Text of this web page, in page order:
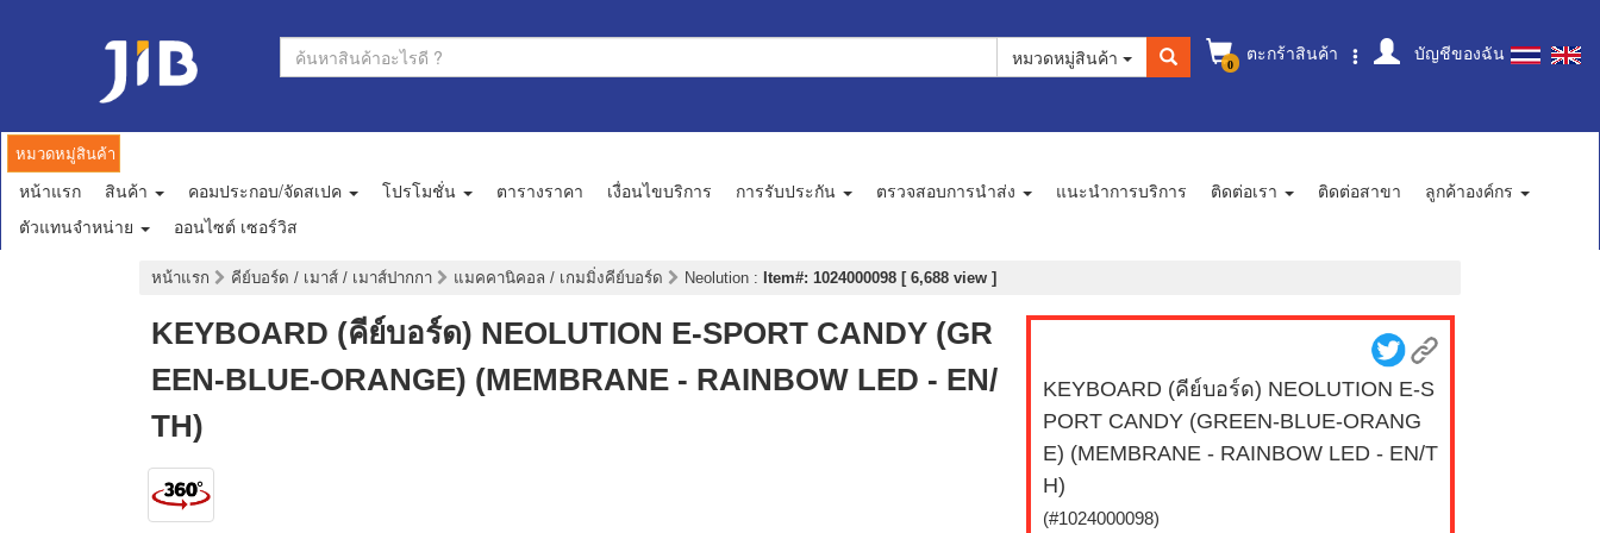
0 ตะกร้าสินค้า บัญชีของฉัน
หมวดหมู่สินค้า
หมวดหมู่สินค้า
หน้าแรก สินค้า คอมประกอบ/จัดสเปค โปรโมชั่น ตารางราคา เงื่อนไขบริการ การรับประกัน ตรวจสอบการนำส่ง แนะนำการบริการ ติดต่อเรา ติดต่อสาขา
ลูกค้าองค์กร
ตัวแทนจำหน่าย
ออนไซต์ เซอร์วิส
หน้าแรก คีย์บอร์ด / เมาส์ / เมาส์ปากกา แมคคานิคอล / เกมมิ่งคีย์บอร์ด Neolution : Item#: 1024000098 [ 6,688 view ]
KEYBOARD (คีย์บอร์ด) NEOLUTION E-SPORT CANDY (GR
EEN-BLUE-ORANGE) (MEMBRANE - RAINBOW LED - EN/
TH)
KEYBOARD (คีย์บอร์ด) NEOLUTION E-S
PORT CANDY (GREEN-BLUE-ORANG
E) (MEMBRANE - RAINBOW LED - EN/T
H)
(#1024000098)